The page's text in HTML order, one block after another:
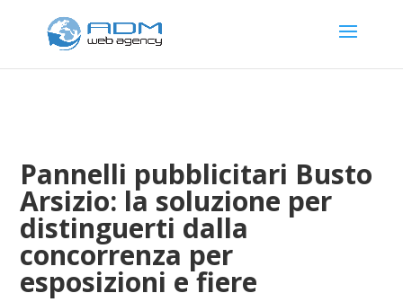
Pannelli pubblicitari Busto
Arsizio: la soluzione per
distinguerti dalla
concorrenza per
esposizioni e fiere